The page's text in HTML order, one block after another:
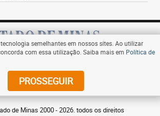
Assine
de Minas 2000 - 2026. todos os direitos
semelhantes em nossos sites. Ao utilizar
com essa utilização. Saiba mais em Política de
PROSSEGUIR